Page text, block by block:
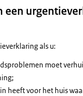
een
als u:
moet
heeft voor het huis